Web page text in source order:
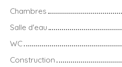
Chambres
Salle d'eau
WC
Construction